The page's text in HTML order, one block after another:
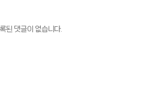
된 댓글이 없습니다.